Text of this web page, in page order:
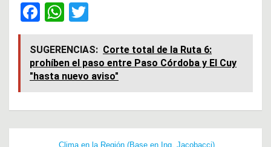
F
a
ce
b
o
o
k
W
h
at
s
A
p
p
wi
tt
er
SUGERENCIAS: Corte total de la Ruta 6:
prohíben el paso entre Paso Córdoba y El Cuy
"hasta nuevo aviso"
Navegación